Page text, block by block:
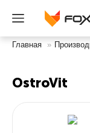
Главная »
OstroVit